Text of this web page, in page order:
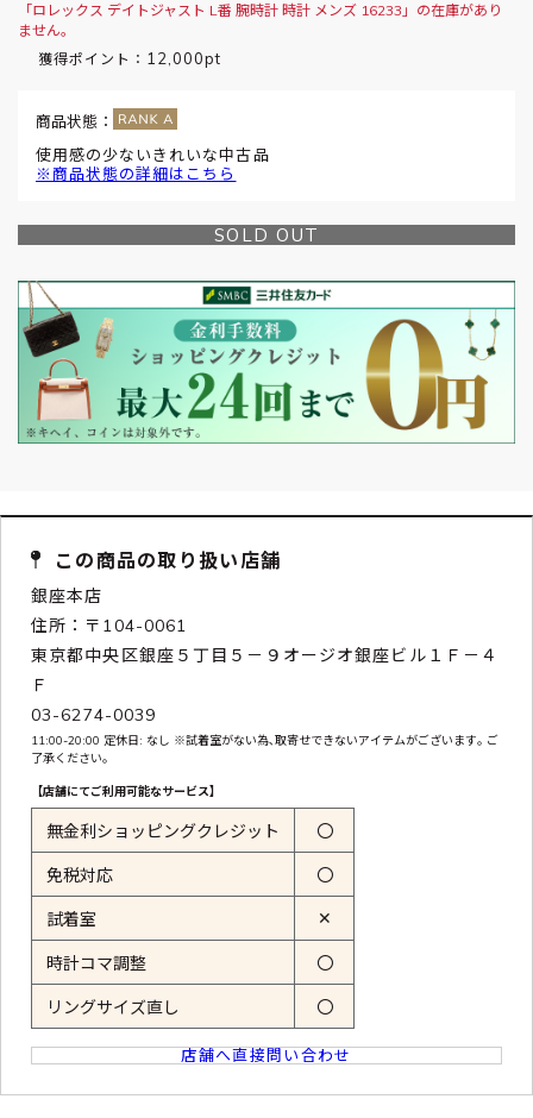
「ロレックス デイトジャスト L番 腕時計 時計 メンズ 16233」の在庫があり
ません。
獲得ポイント： 12,000pt
商品状態：
使用感の少ないきれいな中古品
※商品状態の詳細はこちら
SOLD OUT
この商品の取り扱い店舗
銀座本店
住所：〒104-0061
東京都中央区銀座５丁目５－９オージオ銀座ビル１Ｆ－４
Ｆ
03-6274-0039
11:00-20:00 定休日: なし ※試着室がない為､取寄せできないアイテムがございます｡ ご
了承ください｡
【店舗にてご利用可能なサービス】
無金利ショッピングクレジット 〇
免税対応 〇
試着室 ✕
時計コマ調整 〇
リングサイズ直し 〇
店舗へ直接問い合わせ